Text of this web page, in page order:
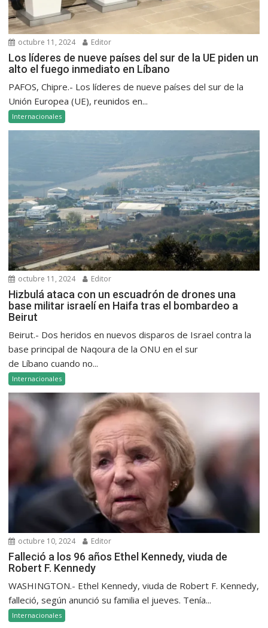
octubre 11, 2024 Editor
Los líderes de nueve países del sur de la UE piden un
alto el fuego inmediato en Líbano
PAFOS, Chipre.- Los líderes de nueve países del sur de la
Unión Europea (UE), reunidos en...
Internacionales
octubre 11, 2024 Editor
Hizbulá ataca con un escuadrón de drones una
base militar israelí en Haifa tras el bombardeo a
Beirut
Beirut.- Dos heridos en nuevos disparos de Israel contra la
base principal de Naqoura de la ONU en el sur
de Líbano cuando no...
Internacionales
octubre 10, 2024 Editor
Falleció a los 96 años Ethel Kennedy, viuda de
Robert F. Kennedy
WASHINGTON.- Ethel Kennedy, viuda de Robert F. Kennedy,
falleció, según anunció su familia el jueves. Tenía...
Internacionales